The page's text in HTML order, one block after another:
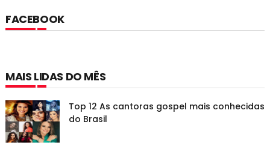
FACEBOOK
MAIS LIDAS DO MÊS
Top 12 As cantoras gospel mais conhecidas
do Brasil